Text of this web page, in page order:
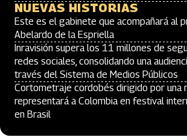
NUEVAS HISTORIAS
Este es el gabinete que acompañará al
Abelardo de la Espriella
Inravisión supera los 11 millones de
redes sociales, consolidando una
través del Sistema de Medios Públicos
Cortometraje cordobés dirigido por una
representará a Colombia en festival
en Brasil